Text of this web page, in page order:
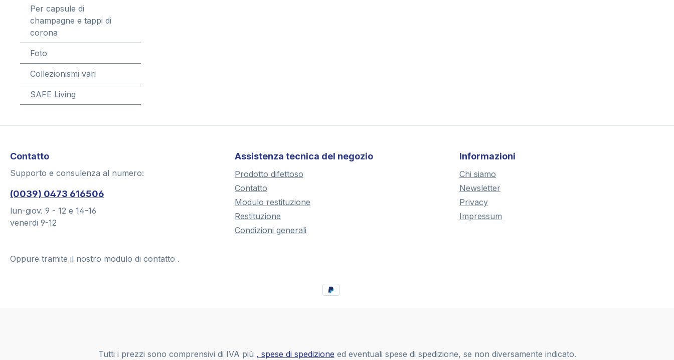
Per capsule di
champagne e tappi di
corona
Foto
Collezionismi vari
SAFE Living
Contatto
Supporto e consulenza al numero:
(0039) 0473 616506
lun-giov. 9 - 12 e 14-16
venerdi 9-12
Oppure tramite il nostro modulo di contatto .
Assistenza tecnica del negozio
Prodotto difettoso
Contatto
Modulo restituzione
Restituzione
Condizioni generali
Informazioni
Chi siamo
Newsletter
Privacy
Impressum
Tutti i prezzi sono comprensivi di IVA più , spese di spedizione ed eventuali spese di spedizione, se non diversamente indicato.